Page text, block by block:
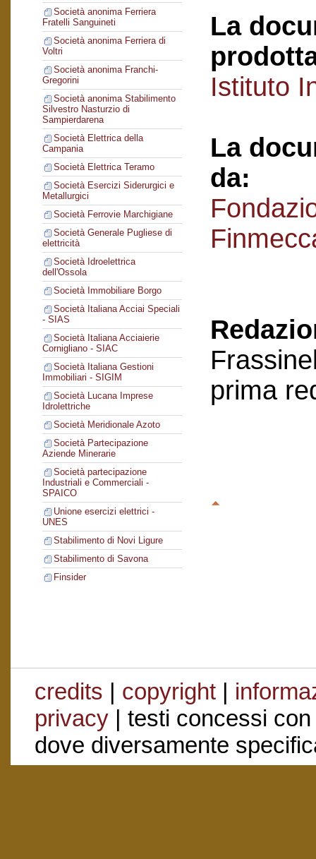
Società anonima Ferriera
Fratelli Sanguineti
Società anonima Ferriera di
Voltri
Società anonima Franchi-
Gregorini
Società anonima Stabilimento
Silvestro Nasturzio di
Sampierdarena
Società Elettrica della
Campania
Società Elettrica Teramo
Società Esercizi Siderurgici e
Metallurgici
Società Ferrovie Marchigiane
Società Generale Pugliese di
elettricità
Società Idroelettrica
dell'Ossola
Società Immobiliare Borgo
Società Italiana Acciai Speciali
- SIAS
Società Italiana Acciaierie
Cornigliano - SIAC
Società Italiana Gestioni
Immobiliari - SIGIM
Società Lucana Imprese
Idrolettriche
Società Meridionale Azoto
Società Partecipazione
Aziende Minerarie
Società partecipazione
Industriali e Commerciali -
SPAICO
Unione esercizi elettrici -
UNES
Stabilimento di Novi Ligure
Stabilimento di Savona
Finsider
La
Istituto
La
da:
prima
credits | copyright|
privacy| testi concessi
dove diversamente